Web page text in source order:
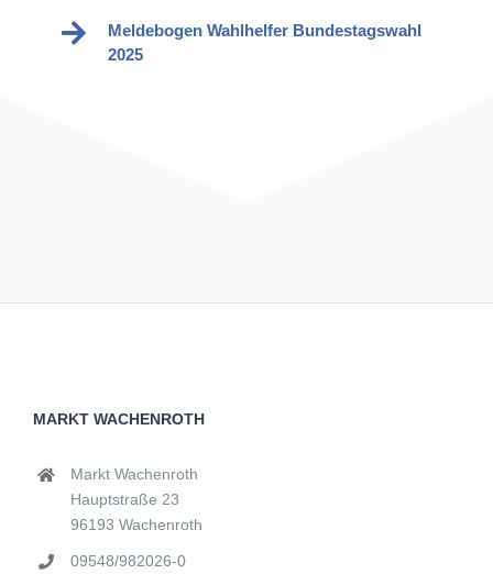
Meldebogen Wahlhelfer Bundestagswahl
2025
MARKT WACHENROTH
Markt Wachenroth
Hauptstraße 23
96193 Wachenroth
09548/982026-0